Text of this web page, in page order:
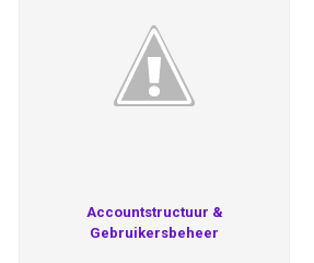
Accountstructuur &
Gebruikersbeheer